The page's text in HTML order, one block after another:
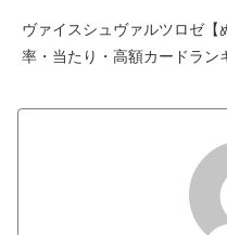
ヴァイスシュヴァルツロゼ【
率・当たり・高額カードラン